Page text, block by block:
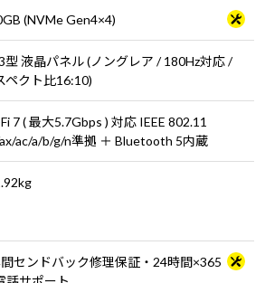
(NVMe Gen4×4)
型 液晶パネル (ノングレア / 180Hz対応 /
ペクト比16:10)
7 ( 最大5.7Gbps ) 対応 IEEE 802.11
ac/a/b/g/n準拠 ＋ Bluetooth 5内蔵
センドバック修理保証・24時間×365